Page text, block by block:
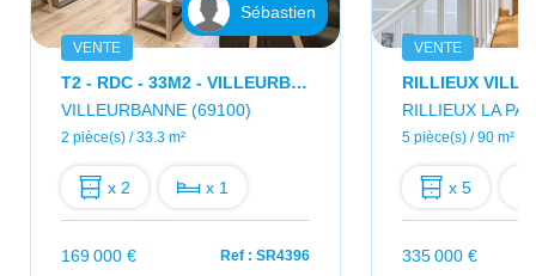
Sébastien
VENTE
T2 - RDC - 33M2 - VILLEURBANNE
VILLEURBANNE (69100)
2 pièce(s) / 33.3 m²
x 2 x 1
169 000 € Ref : SR4396
VENTE
RILLIEUX LA
5 pièce(s) / 90 m²
x 5
335 000 €